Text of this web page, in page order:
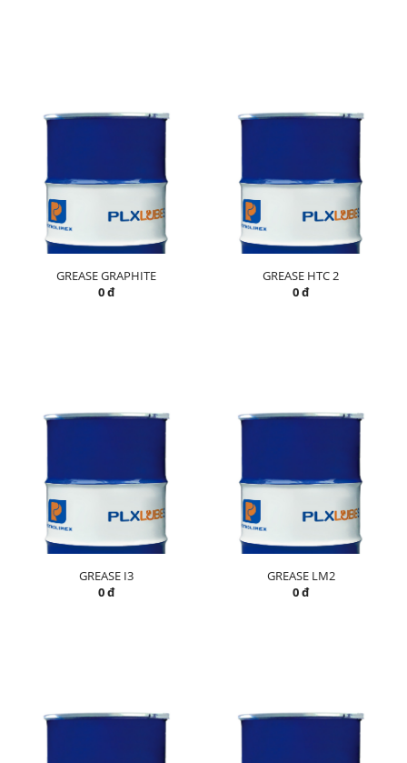
GREASE GRAPHITE
0 đ
GREASE HTC 2
0 đ
GREASE I3
0 đ
GREASE LM2
0 đ